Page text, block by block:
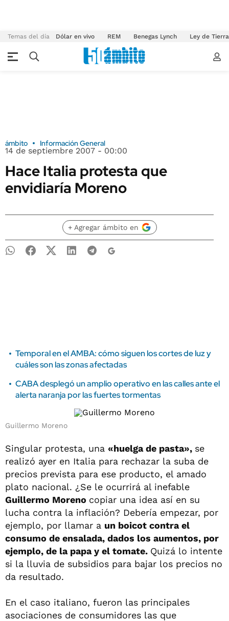
Temas del día Dólar en vivo REM Benegas Lynch Ley de
ámbito Información General
14 de septiembre 2007 - 00:00
Hace Italia protesta que
envidiaría Moreno
+ Agregar ámbito en
Temporal en el AMBA: cómo siguen los cortes de luz y
cuáles son las zonas afectadas
CABA desplegó un amplio operativo en las calles ante el
alerta naranja por las fuertes tormentas
Guillermo Moreno
Singular protesta, una «huelga de pasta», se
realizó ayer en Italia para rechazar la suba de
precios prevista para ese producto, el amado
plato nacional. ¿Se le ocurrirá al inefable
Guillermo Moreno copiar una idea así en su
lucha contra la inflación? Debería empezar, por
ejemplo, por llamar a un boicot contra el
consumo de ensalada, dados los aumentos, por
ejemplo, de la papa y el tomate. Quizá lo intente
si la lluvia de subsidios para bajar los precios no
da resultado.
En el caso italiano, fueron las principales
asociaciones de consumidores las que